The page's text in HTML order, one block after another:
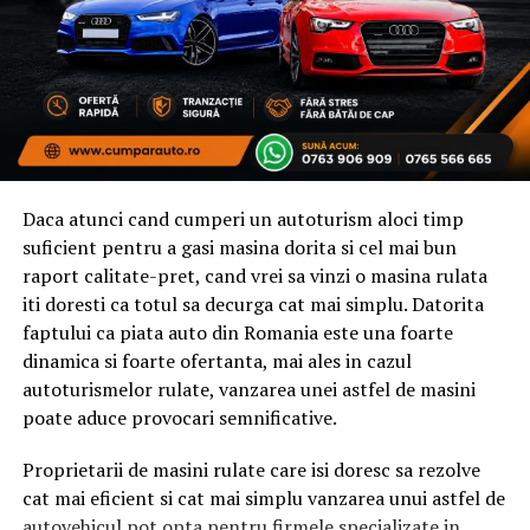
rezoluție, cabinet ginecologic, ginecolog cu competență
în ecografie avansată.
Radiații
HSG: expunere la radiații ionizante — doză mică, dar
alternative valide.
HYCOSY:zero radiații— utilizează ultrasunete. Fără
contraindicații legate de radiații. Mai sigură pentru
femeile tinere care vor efectua investigații repetate.
Substanța de contrast
HSG: substanță de contrast iodată — posibile reacții
alergice (rare), disconfort la injectare mai pronunțat
pentru unele paciente.
Daca atunci cand cumperi un autoturism aloci timp
suficient pentru a gasi masina dorita si cel mai bun
raport calitate-pret, cand vrei sa vinzi o masina rulata
iti doresti ca totul sa decurga cat mai simplu. Datorita
faptului ca piata auto din Romania este una foarte
dinamica si foarte ofertanta, mai ales in cazul
autoturismelor rulate, vanzarea unei astfel de masini
poate aduce provocari semnificative.
Proprietarii de masini rulate care isi doresc sa rezolve
cat mai eficient si cat mai simplu vanzarea unui astfel de